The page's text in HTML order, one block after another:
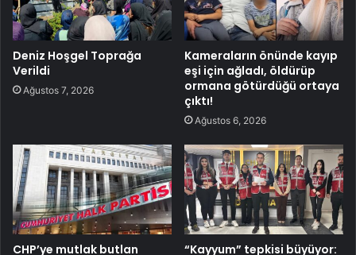
Deniz Hoşgel Toprağa
Verildi
Ağustos 7, 2026
Kameraların önünde kayıp
eşi için ağladı, öldürüp
ormana götürdüğü ortaya
çıktı!
Ağustos 6, 2026
CHP’ye mutlak butlan “Kayyum” tepkisi büyüyor: